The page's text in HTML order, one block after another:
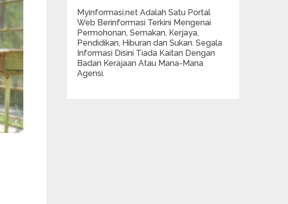
Myinformasi.net Adalah Satu Portal
Web Berinformasi Terkini Mengenai
Permohonan, Semakan, Kerjaya,
Pendidikan, Hiburan dan Sukan. Segala
Informasi Disini Tiada Kaitan Dengan
Badan Kerajaan Atau Mana-Mana
Agensi.